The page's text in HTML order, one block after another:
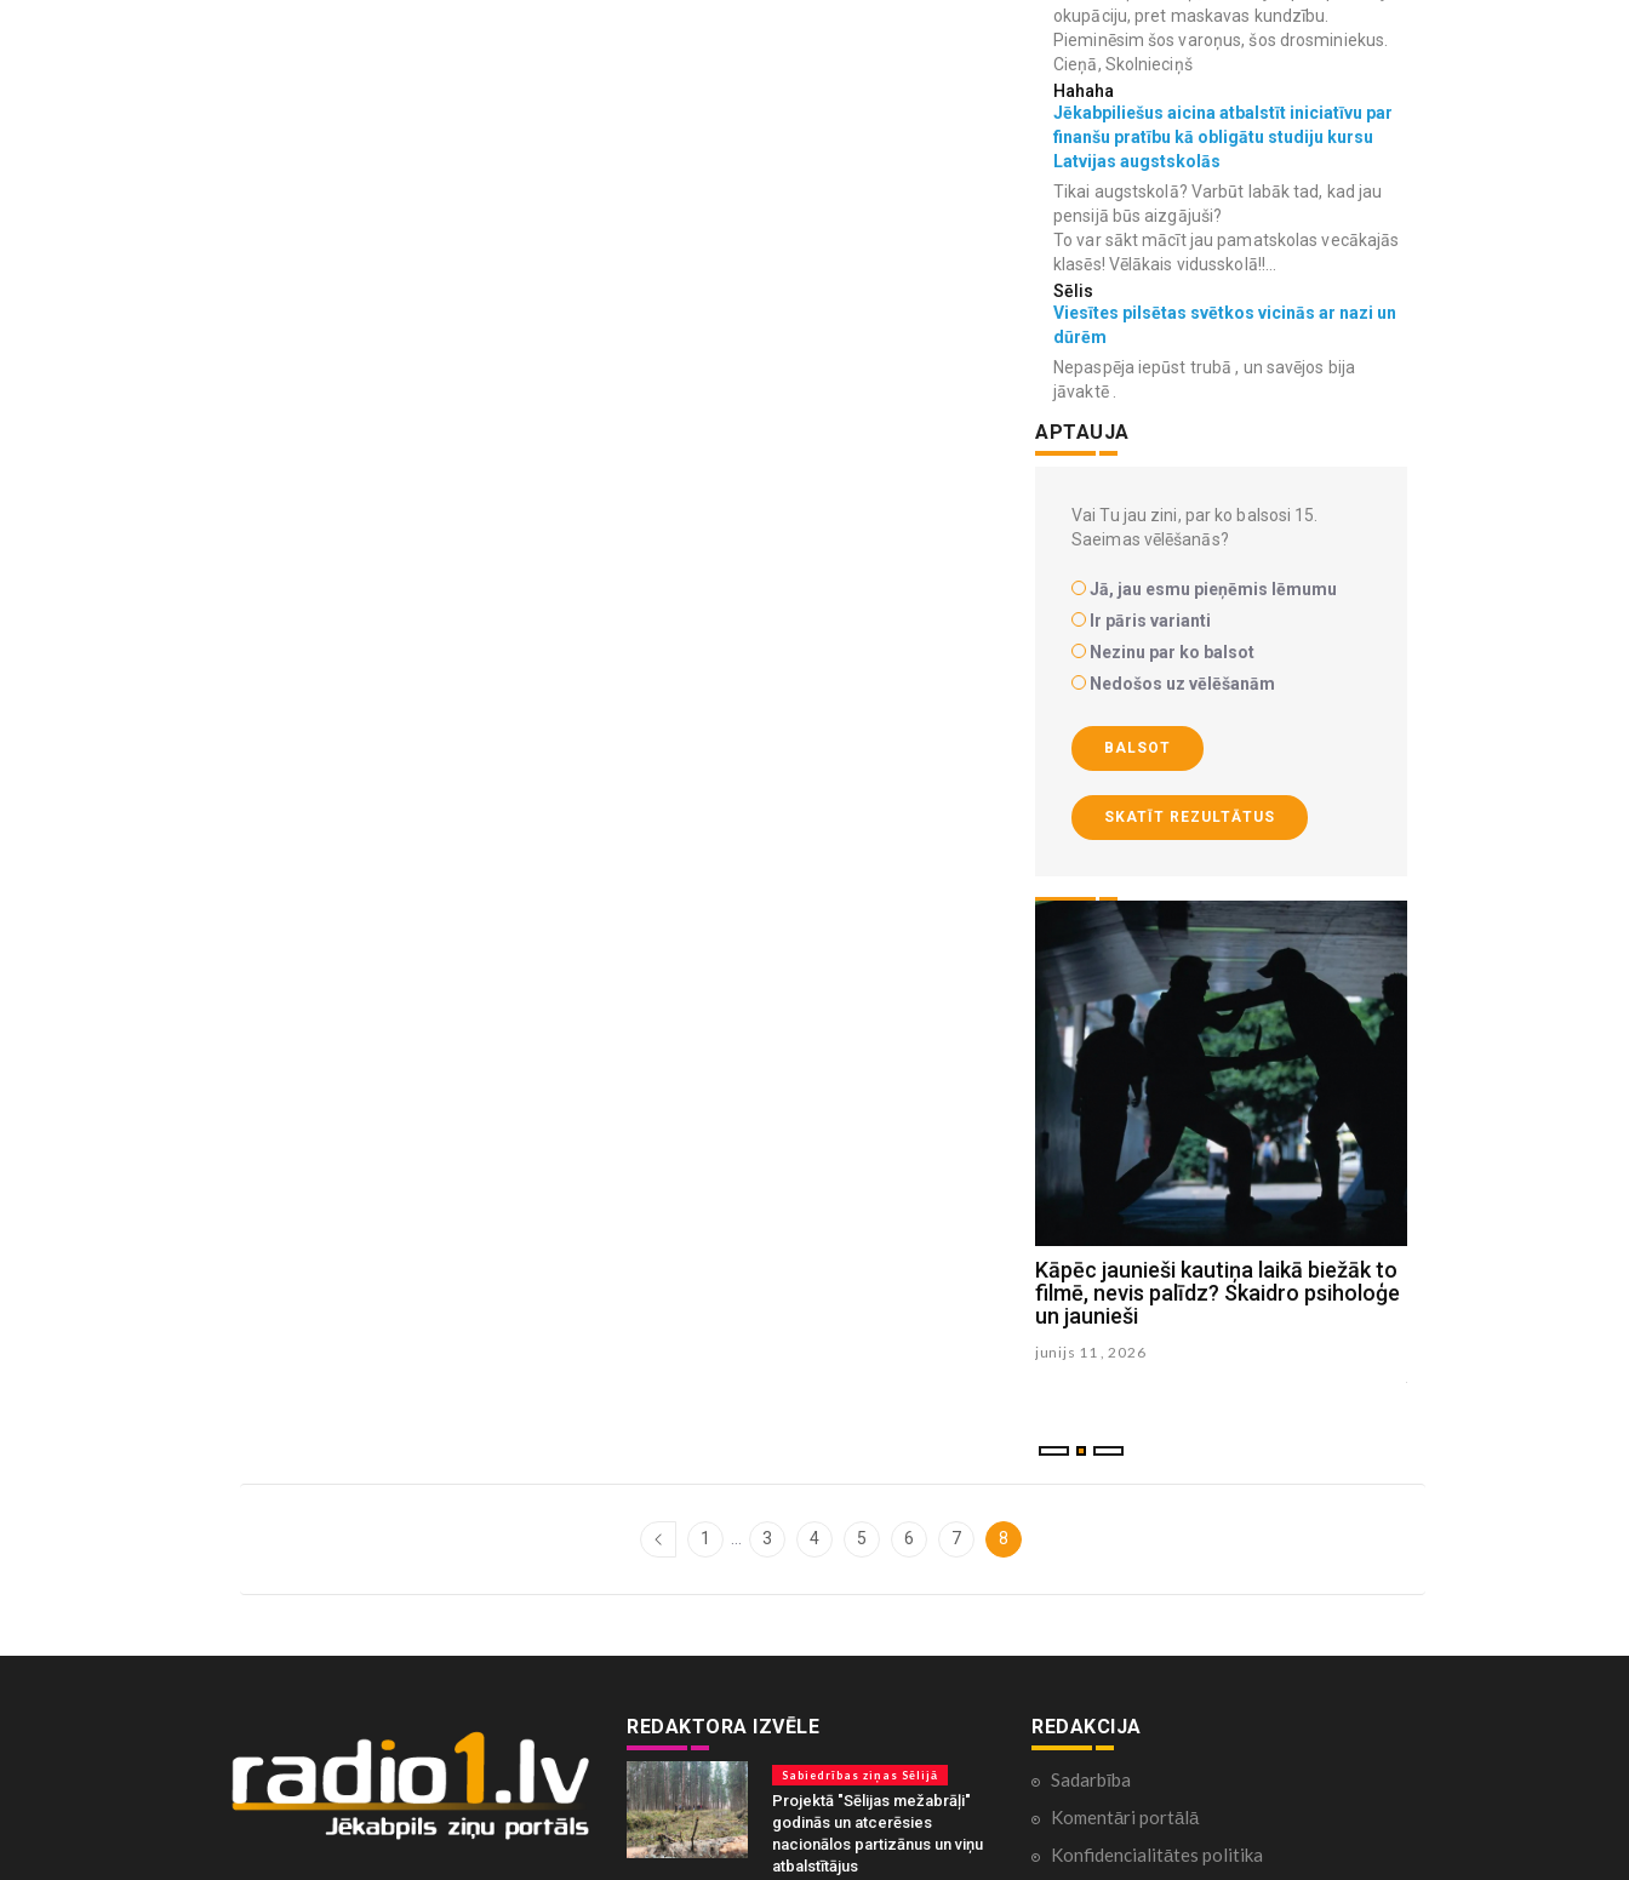
okupāciju, pret maskavas kundzību.
Pieminēsim šos varoņus, šos drosminiekus.
Cieņā, Skolnieciņš
Hahaha
Jēkabpiliešus aicina atbalstīt iniciatīvu par
finanšu pratību kā obligātu studiju kursu
Latvijas augstskolās
Tikai augstskolā? Varbūt labāk tad, kad jau
pensijā būs aizgājuši?
To var sākt mācīt jau pamatskolas vecākajās
klasēs! Vēlākais vidusskolā!!...
Sēlis
Viesītes pilsētas svētkos vicinās ar nazi un
dūrēm
Nepaspēja iepūst trubā , un savējos bija
jāvaktē .
APTAUJA
Vai Tu jau zini, par ko balsosi 15.
Saeimas vēlēšanās?
Jā, jau esmu pieņēmis lēmumu
Ir pāris varianti
Nezinu par ko balsot
Nedošos uz vēlēšanām
BALSOT
SKATĪT REZULTĀTUS
Kāpēc jaunieši kautiņa laikā biežāk to
filmē, nevis palīdz? Skaidro psiholoģe
un jaunieši
junijs 11 , 2026
1 3 4 5 6 7 8
REDAKTORA IZVĒLE
Sabiedrības ziņas Sēlijā
Projektā "Sēlijas mežabrāļi"
godinās un atcerēsies
nacionālos partizānus un viņu
atbalstītājus
REDAKCIJA
Sadarbība
Komentāri portālā
Konfidencialitātes politika